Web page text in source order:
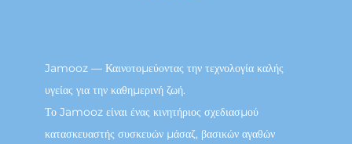
Jamooz — Καινοτομεύοντας την τεχνολογία καλής
υγείας για την καθημερινή ζωή.
Το Jamooz είναι ένας κινητήριος σχεδιασμού
κατασκευαστής συσκευών μάσαζ, βασικών αγαθών